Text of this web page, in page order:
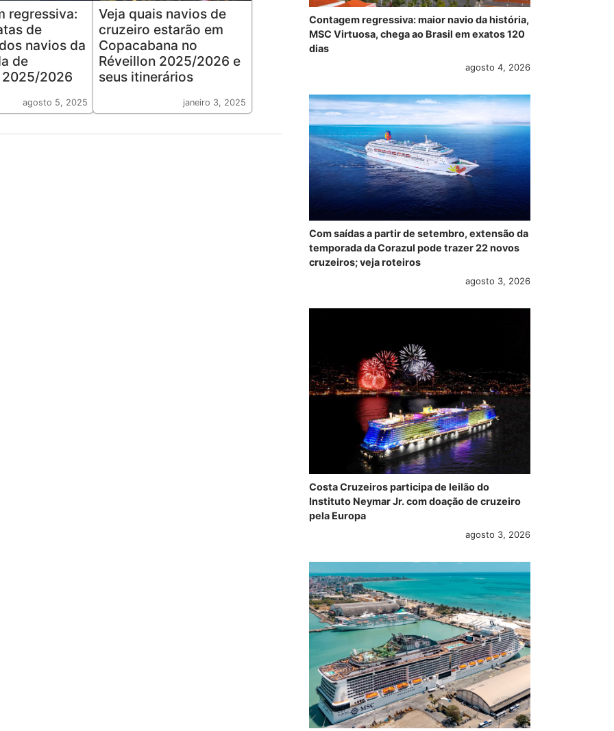
regressiva:
de
navios da
de
2026
agosto 5, 2025
Veja quais navios de
cruzeiro estarão em
Copacabana no
Réveillon 2025/2026 e
seus itinerários
janeiro 3, 2025
Contagem regressiva: maior navio da história,
MSC Virtuosa, chega ao Brasil em exatos 120
dias
agosto 4, 2026
Com saídas a partir de setembro, extensão da
temporada da Corazul pode trazer 22 novos
cruzeiros; veja roteiros
agosto 3, 2026
Costa Cruzeiros participa de leilão do
Instituto Neymar Jr. com doação de cruzeiro
pela Europa
agosto 3, 2026